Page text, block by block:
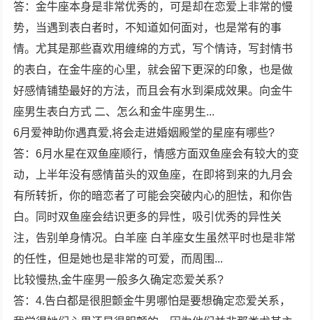
答：金牛座本身是非常优秀的，可是却在恋爱上非常的慢
势，当遇到表白者时，不知道如何面对，也是常有的事
情。尤其是那些喜欢用缠绵的方式，写个情诗，写封情书
的表白，在金牛座的心里，就会留下更深的印象，也是做
好感情铺垫最好的方法，而且会有水到渠成效果。向金牛
座男生表白方式 二、怎么和金牛座男生...
6月 爱神助你遇真爱,将会走进婚姻殿堂的星座有哪些?
答：6月 水星在双鱼座顺行，情感方面双鱼座会有较大的变
动，上半年没有感情苗头的双鱼座，在即将到来的九月会
有所转折，你的暗恋者了可能会突破内心的胆怯，和你告
白。同时双鱼座会结识更多的异性，吸引优秀的异性关
注，告别单身情况。白羊座 白羊座女生虽然平时也是非常
的任性，但是她也是非常的可爱，而周围...
比较慢热,金牛座男一般多久确定恋爱关系?
答：4.告白都是很胆颤金牛男 哪怕是要想确定恋爱关系，